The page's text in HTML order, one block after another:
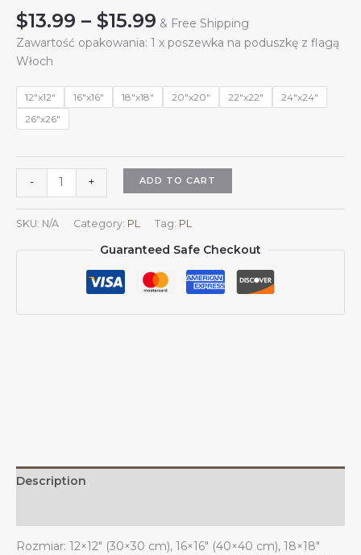
$13.99 – $15.99 Price
range:
$13.99
$15.99
& Free Shipping
Zawartość opakowania: 1 x poszewka na poduszkę z flagą
Włoch
12"x12" 16"x16" 18"x18" 20"x20" 22"x22"
24"x24"
26"x26"
-
Kwadratowe
poszewki
na
poduszki
z
+ ADD TO CART
SKU: N/A Category: PL Tag: PL
Guaranteed Safe Checkout
Description
Rozmiar: 12×12″ (30×30 cm), 16×16″ (40×40 cm), 18×18″